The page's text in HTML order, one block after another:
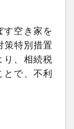
す空き家を
策特別措置
り、相続税
で、不利